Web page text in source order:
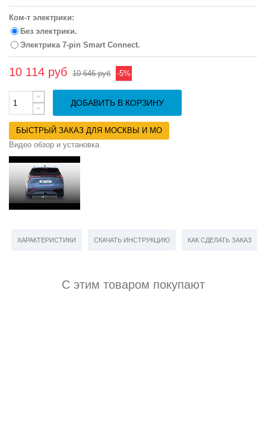
Ком-т электрики:
Без электрики.
Электрика 7-pin Smart Connect.
10 114 руб 10 646 руб -5%
ДОБАВИТЬ В КОРЗИНУ
БЫСТРЫЙ ЗАКАЗ ДЛЯ МОСКВЫ И МО
Видео обзор и установка
ХАРАКТЕРИСТИКИ СКАЧАТЬ ИНСТРУКЦИЮ КАК СДЕЛАТЬ ЗАКАЗ
С этим товаром покупают